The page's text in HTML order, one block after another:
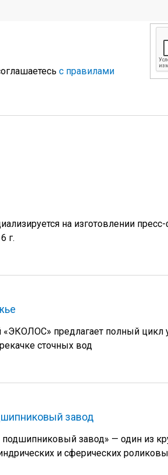
с правилами
на изготовлении
г.
«ЭКОЛОС» предлагает полный цикл
сточных вод
завод
завод» — один из
и сферических